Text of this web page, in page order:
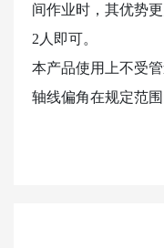
间作业时，其优势
2人即可。
本产品使用上不受
轴线偏角在规定范